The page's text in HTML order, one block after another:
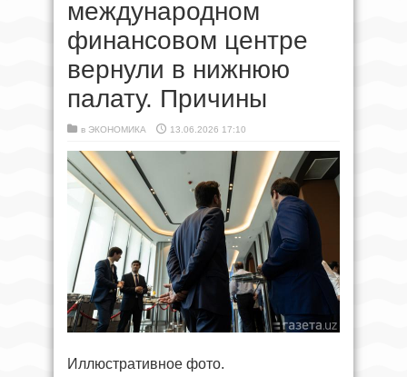
международном
финансовом центре
вернули в нижнюю
палату. Причины
в ЭКОНОМИКА 13.06.2026 17:10
Иллюстративное фото.